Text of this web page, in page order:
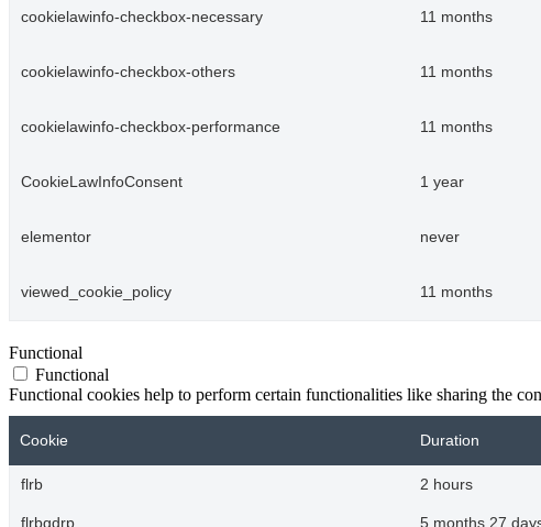
cookielawinfo-checkbox-necessary 11 months
cookielawinfo-checkbox-others 11 months
cookielawinfo-checkbox-performance 11 months
CookieLawInfoConsent 1 year
elementor never
viewed_cookie_policy 11 months
Functional
Functional
Functional cookies help to perform certain functionalities like sharing the
Cookie Duration
flrb 2 hours
flrbgdrp 5 months 27